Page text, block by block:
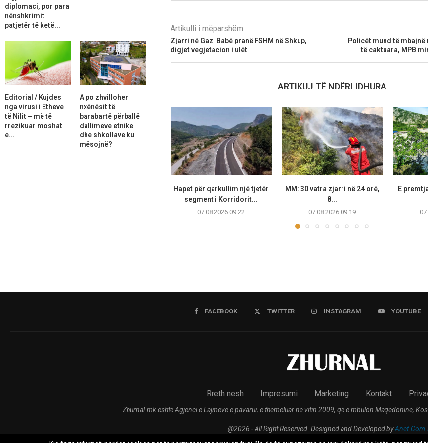
Artikulli i mëparshëm
Zjarri në Gazi Babë pranë FSHM në Shkup,
digjet vegjetacion i ulët
Policët mund të
të caktuara, MPB
ARTIKUJ TË NDËRLIDHURA
Hapet për qarkullim një tjetër
segment i Korridorit...
07.08.2026 09:22
MM: 30 vatra zjarri në 24 orë,
8...
07.08.2026 09:19
E
diplomaci, por para
nënshkrimit
patjetër të ketë...
Editorial / Kujdes
nga virusi i Etheve
të Nilit – më të
rrezikuar moshat
e...
A po zhvillohen
nxënësit të
barabartë përballë
dallimeve etnike
dhe shkollave ku
mësojnë?
FACEBOOK TWITTER INSTAGRAM YOUTUBE
Rreth nesh Impresumi Marketing Kontakt
Zhurnal.mk është Agjenci e Lajmeve e pavarur, e themeluar në vitin 2009, që e mbulon Maqedoninë,
@2026 - All Right Reserved. Designed and Developed by